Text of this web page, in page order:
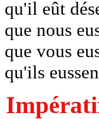
qu'il eût
que nous
que vous
qu'ils